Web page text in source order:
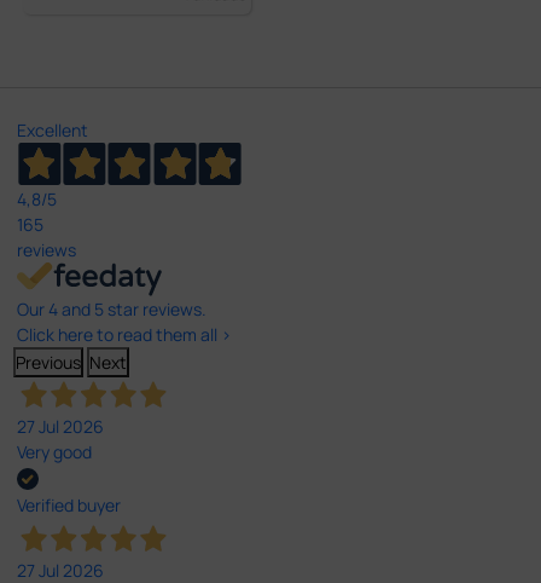
Excellent
4,8/5
165
reviews
Our 4 and 5 star reviews.
Click here to read them all >
Previous Next
27 Jul 2026
Very good
Verified buyer
27 Jul 2026